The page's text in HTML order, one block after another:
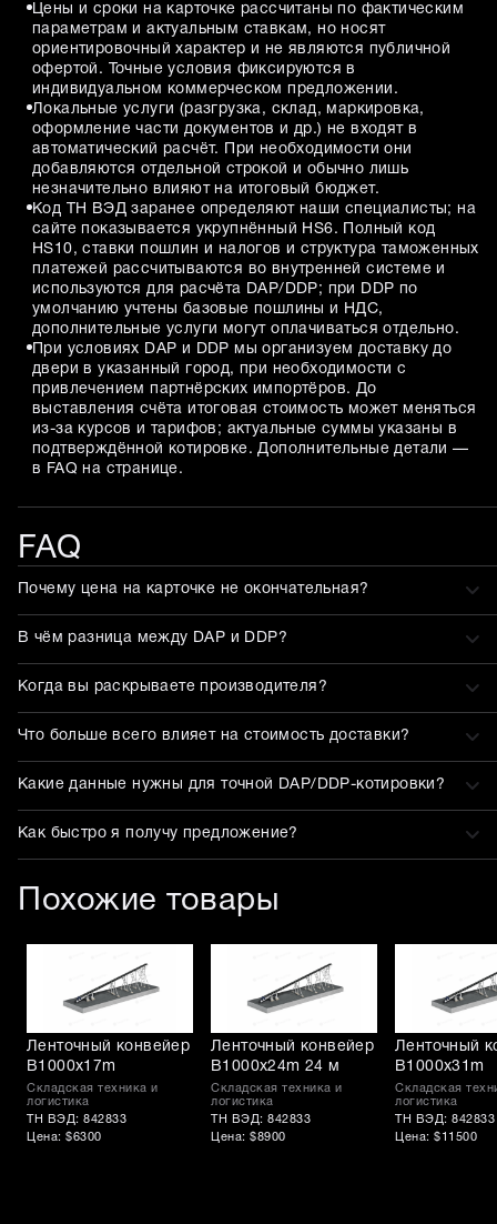
Цены и сроки на карточке рассчитаны по фактическим
параметрам и актуальным ставкам, но носят
ориентировочный характер и не являются публичной
офертой. Точные условия фиксируются в
индивидуальном коммерческом предложении.
Локальные услуги (разгрузка, склад, маркировка,
оформление части документов и др.) не входят в
автоматический расчёт. При необходимости они
добавляются отдельной строкой и обычно лишь
незначительно влияют на итоговый бюджет.
Код ТН ВЭД заранее определяют наши специалисты; на
сайте показывается укрупнённый HS6. Полный код
HS10, ставки пошлин и налогов и структура таможенных
платежей рассчитываются во внутренней системе и
используются для расчёта DAP/DDP; при DDP по
умолчанию учтены базовые пошлины и НДС,
дополнительные услуги могут оплачиваться отдельно.
При условиях DAP и DDP мы организуем доставку до
двери в указанный город, при необходимости с
привлечением партнёрских импортёров. До
выставления счёта итоговая стоимость может меняться
из-за курсов и тарифов; актуальные суммы указаны в
подтверждённой котировке. Дополнительные детали —
в FAQ на странице.
FAQ
Почему цена на карточке не окончательная?
В чём разница между DAP и DDP?
Когда вы раскрываете производителя?
Что больше всего влияет на стоимость доставки?
Какие данные нужны для точной DAP/DDP-котировки?
Как быстро я получу предложение?
Похожие товары
Ленточный конвейер
B1000x17m
Складская техника и
логистика
ТН ВЭД: 842833
Цена: $6300
Ленточный конвейер
B1000x24m 24 м
Складская техника и
логистика
ТН ВЭД: 842833
Цена: $8900
Ленточный
B1000x31m
Складская
логистика
ТН ВЭД: 842833
Цена: $11500